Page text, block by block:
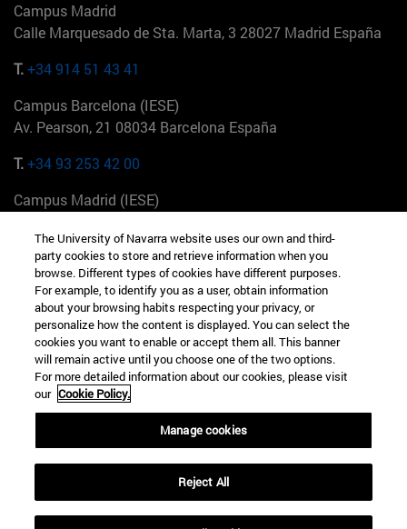
Campus Madrid
Calle Marquesado de Sta. Marta, 3 28027 Madrid España
T.+34 914 51 43 41
Campus Barcelona (IESE)
Av. Pearson, 21 08034 Barcelona España
T.+34 93 253 42 00
Campus Madrid (IESE)
+34 912 11 30 00
Campus Nueva York (IESE)
165 W 57th St 10019-2201 Nueva York EE.UU
+1 646 346 8850
Campus Munich (IESE)
Maria-Theresia-Straße 15 81675 Múnich Alemania
+49 89 24209790
Campus Sao Paulo (IESE)
Rua Martiniano de Carvalho, 573 01321001 Bela Vista Brasil
The University of Navarra website uses our own and third-
party cookies to store and retrieve information when you
browse. Different types of cookies have different purposes.
For example, to identify you as a user, obtain information
about your browsing habits respecting your privacy, or
personalize how the content is displayed. You can select the
cookies you want to enable or accept them all. This banner
will remain active until you choose one of the two options.
For more detailed information about our cookies, please visit
our Cookie Policy.
Manage cookies
Reject All